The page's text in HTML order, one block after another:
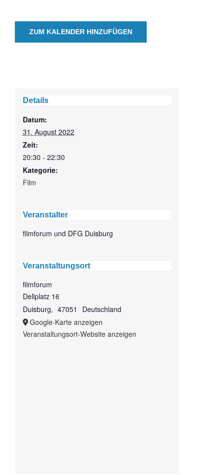
ZUM KALENDER HINZUFÜGEN
Details
Datum:
31. August 2022
Zeit:
20:30 - 22:30
Kategorie:
Film
Veranstalter
filmforum und DFG Duisburg
Veranstaltungsort
filmforum
Dellplatz 16
Duisburg, 47051
Deutschland
Google-Karte anzeigen
Veranstaltungsort-Website anzeigen